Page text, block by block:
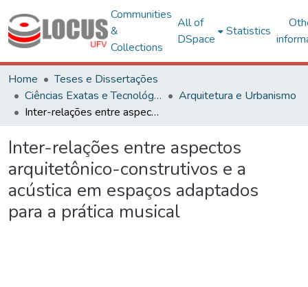
Communities
&
Collections
All of
DSpace
Statistics
Home
Teses e Dissertações
Ciências Exatas e Tecnológicas
Arquitetura e Urbanismo
Inter-relações entre aspectos arquitetônico-construtivos e a acústica em espaços adaptados para a prática musical
Inter-relações entre aspectos
arquitetônico-construtivos e a
acústica em espaços adaptados
para a prática musical